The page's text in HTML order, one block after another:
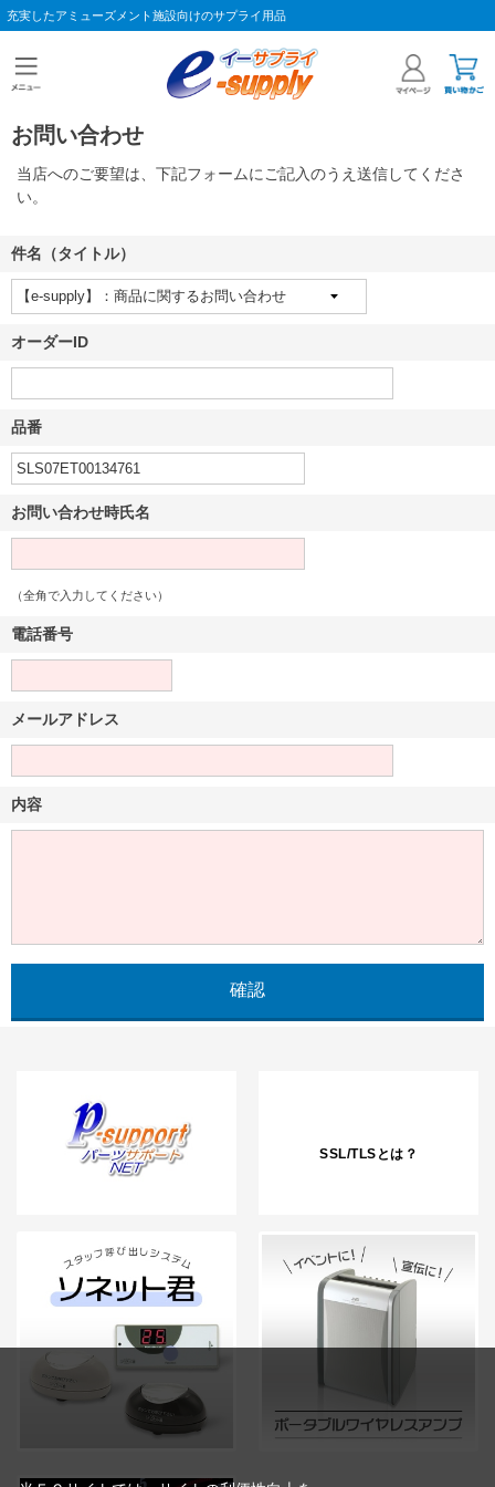
充実したアミューズメント施設向けのサプライ用品
お問い合わせ
当店へのご要望は、下記フォームにご記入のうえ送信してくださ
い。
件名（タイトル）
オーダーID
品番
お問い合わせ時氏名
（全角で入力してください）
電話番号
メールアドレス
内容
SSL/TLSとは？